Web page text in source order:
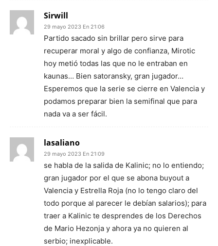
Sirwill
29 mayo 2023 En 21:06
Partido sacado sin brillar pero sirve para
recuperar moral y algo de confianza, Mirotic
hoy metió todas las que no le entraban en
kaunas… Bien satoransky, gran jugador…
Esperemos que la serie se cierre en Valencia y
podamos preparar bien la semifinal que para
nada va a ser fácil.
lasaliano
29 mayo 2023 En 21:09
se habla de la salida de Kalinic; no lo entiendo;
gran jugador por el que se abona buyout a
Valencia y Estrella Roja (no lo tengo claro del
todo porque al parecer le debían salarios); para
traer a Kalinic te desprendes de los Derechos
de Mario Hezonja y ahora ya no quieren al
serbio; inexplicable.